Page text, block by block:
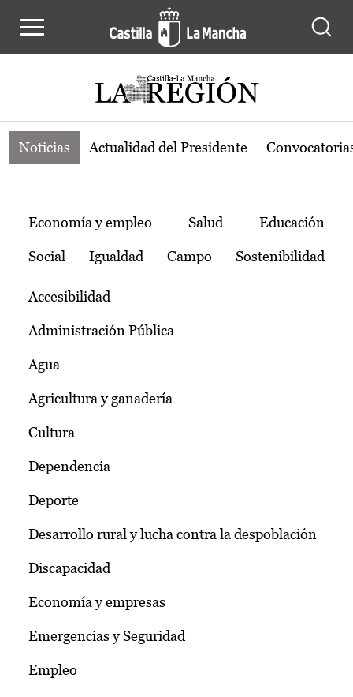
Noticias de la región de Castilla-La
Noticias Actualidad del Presidente
Temas
Economía y empleo Salud Educación
Social Igualdad Campo Sostenibilidad
Accesibilidad
Administración Pública
Agua
Agricultura y ganadería
Cultura
Dependencia
Deporte
Desarrollo rural y lucha contra la despoblación
Discapacidad
Economía y empresas
Emergencias y Seguridad
Empleo